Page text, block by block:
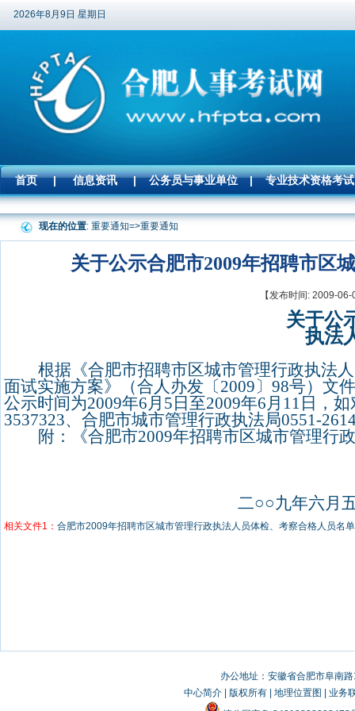
2026年8月9日 星期日
首页 | 信息资讯 | 公务员与事业单位 | 专业技术资格考试
现在的位置: 重要通知=>重要通知
关于公示合肥市2009年招聘市区
【发布时间: 2009-
关于公
执法
根据《合肥市招聘市区城市管理行政执法
面试实施方案》（合人办发〔2009〕 98号）文
公示时间为2009年6月 5 日至2009年6月 11 日， 如
3537323、合肥市城市管理行政执法局0551-
附：《合肥市2009年招聘市区城市管理行
二○○九年六月
相关文件1： 合肥市2009年招聘市区城市管理行政执法人员体检、考察合格人员名单
办公地址：安徽省合肥市阜南
中心简介| 版权所有| 地理位置图
业务